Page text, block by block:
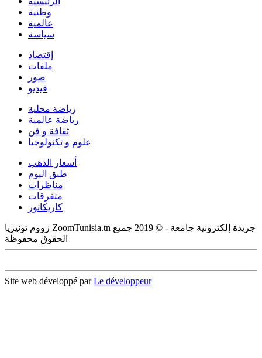
وطنية
عالمية
سياسة
إقتصاد
ملفات
صور
فيديو
رياضة محلية
رياضة عالمية
ثقافة و فن
علوم و تكنولوجيا
أسعار الذهب
طبق اليوم
مناظرات
متفرقات
كاريكاتور
زووم تونيزيا ZoomTunisia.tn جريدة إلكترونية جامعة - © 2019 جميع
الحقوق محفوظة
Site web développé parLe développeur